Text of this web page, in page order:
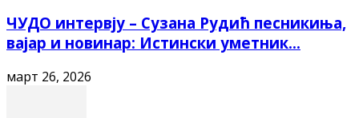
ЧУДО интервју – Сузана Рудић песникиња,
вајар и новинар: Истински уметник...
март 26, 2026